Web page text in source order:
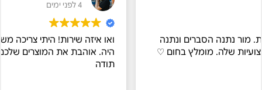
ואו איזה שירות! היתי צריכה משלוח מהיר ואריזה
היה. אוהבת את המוצרים שלכם, ועם שירות כזה,
ונתנה
בחום ♡